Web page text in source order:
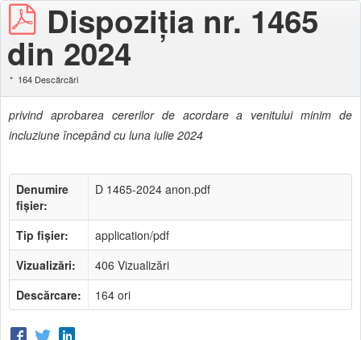
Dispoziţia nr. 1465
din 2024
164 Descărcări
privind aprobarea cererilor de acordare a venitului minim de
incluziune începând cu luna iulie 2024
Denumire
fișier:
D 1465-2024 anon.pdf
Tip fișier:
application/pdf
Vizualizări:
406 Vizualizări
Descărcare:
164 ori